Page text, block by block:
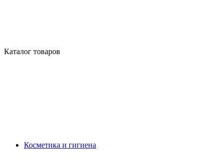
Каталог товаров
Косметика и гигиена